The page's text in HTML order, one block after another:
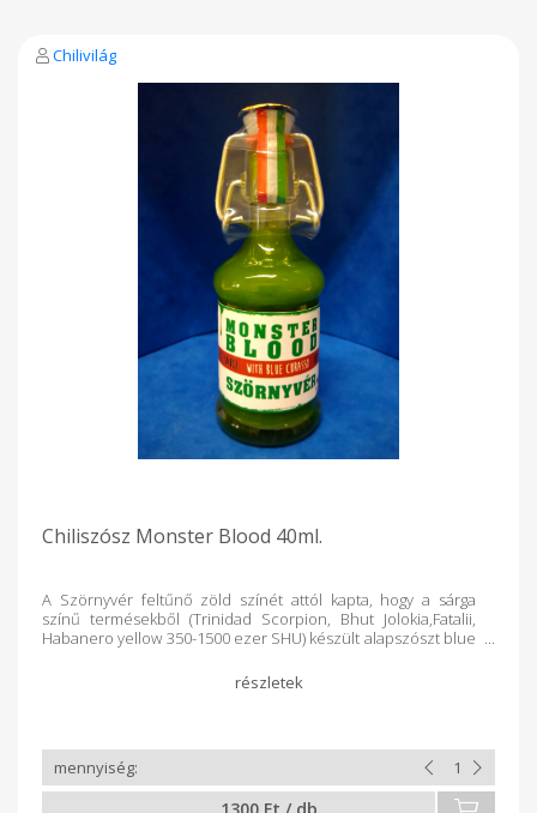
Chilivilág
Chiliszósz Monster Blood 40ml.
A Szörnyvér feltűnő zöld színét attól kapta, hogy a sárga
színű termésekből (Trinidad Scorpion, Bhut Jolokia,Fatalii,
Habanero yellow 350-1500 ezer SHU) készült alapszószt blue
melegszendvicsekhez, salátákhoz ajánljuk. Sültkrumplihoz
elengedhetetlen! Összetétel: chili 80%, blue curasso,
1300 Ft / db